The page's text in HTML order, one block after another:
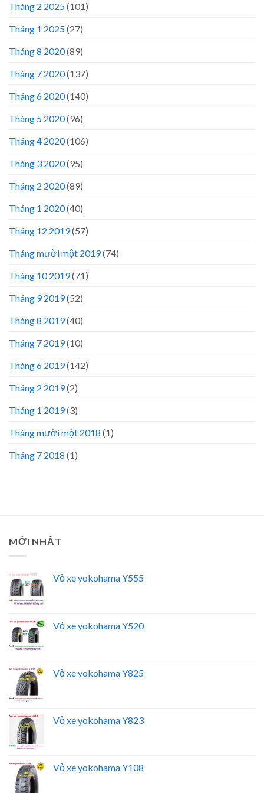
Tháng 2 2025(101)
Tháng 1 2025(27)
Tháng 8 2020(89)
Tháng 7 2020(137)
Tháng 6 2020(140)
Tháng 5 2020(96)
Tháng 4 2020(106)
Tháng 3 2020(95)
Tháng 2 2020(89)
Tháng 1 2020(40)
Tháng 12 2019(57)
Tháng mười một 2019(74)
Tháng 10 2019(71)
Tháng 9 2019(52)
Tháng 8 2019(40)
Tháng 7 2019(10)
Tháng 6 2019(142)
Tháng 2 2019(2)
Tháng 1 2019(3)
Tháng mười một 2018 (1)
Tháng 7 2018 (1)
MỚI NHẤT
Vỏ xe yokohama Y555
Vỏ xe yokohama Y520
Vỏ xe yokohama Y825
Vỏ xe yokohama Y823
Vỏ xe yokohama Y108